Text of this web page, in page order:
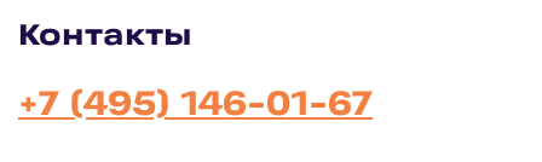
Контакты
+7 (495) 146-01-67